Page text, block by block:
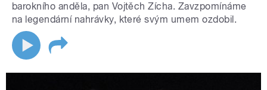
barokního anděla, pan Vojtěch Zícha. Zavzpomínáme
na legendární nahrávky, které svým umem ozdobil.